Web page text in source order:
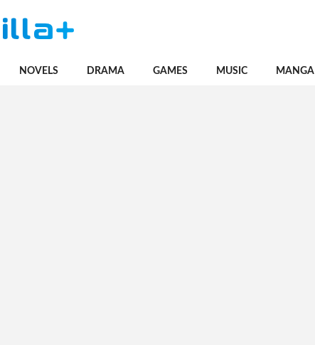
NOVELS DRAMA GAMES MUSIC MANGA